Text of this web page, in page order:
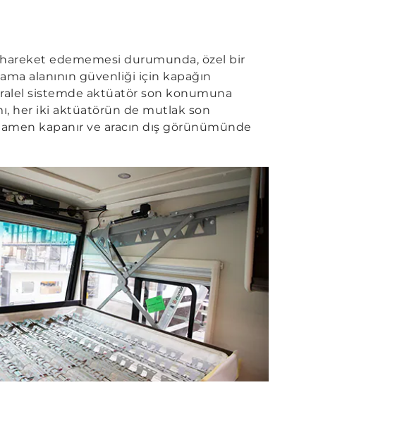
edememesi durumunda, özel bir
alanının güvenliği için kapağın
sistemde aktüatör son konumuna
her iki aktüatörün de mutlak son
kapanır ve aracın dış görünümünde